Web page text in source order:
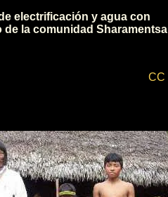
electrificación y agua con
la comunidad Sharamentsa
CC